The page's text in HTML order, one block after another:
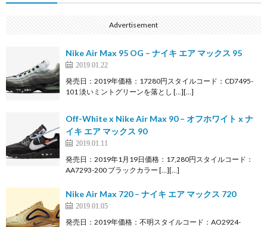
Advertisement
Nike Air Max 95 OG – ナイキ エア マックス 95
2019.01.22
発売日：2019年価格：17280円スタイルコード：CD7495-
101 淡いミントグリーンを落とし […][…]
Off-White x Nike Air Max 90 – オフホワイト x ナ
イキ エア マックス 90
2019.01.11
発売日：2019年1月19日価格：17,280円スタイルコード：
AA7293-200 ブラックカラー […][…]
Nike Air Max 720 – ナイキ エア マックス 720
2019.01.05
発売日：2019年価格：不明スタイルコード：AO2924-